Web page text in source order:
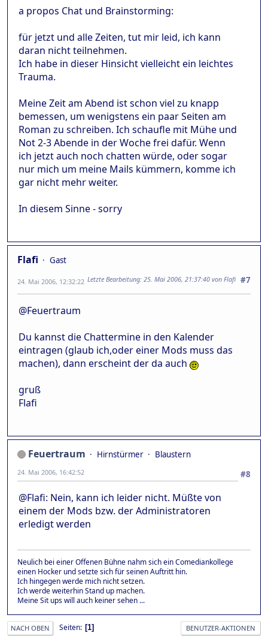
a propos Chat und Brainstorming:
für jetzt und alle Zeiten, tut mir leid, ich kann
daran nicht teilnehmen.
Ich habe in dieser Hinsicht vielleicht ein leichtes
Trauma.
Meine Zeit am Abend ist schon viel zu knapp
bemessen, um wenigstens ein paar Seiten am
Roman zu schreiben. Ich schaufle mit Mühe und
Not 2-3 Abende in der Woche frei dafür. Wenn
ich jetzt auch noch chatten würde, oder sogar
nur mich um meine Mails kümmern, komme ich
gar nicht mehr weiter.
In diesem Sinne - sorry
Flafi
Gast
#7
24. Mai 2006, 12:32:22 Letzte Bearbeitung: 25. Mai 2006, 21:37:40 von Flafi
@Feuertraum
Du kannst die Chattermine in den Kalender
eintragen (glaub ich,oder einer Mods muss das
machen), dann erscheint der da auch
gruß
Flafi
Feuertraum Hirnstürmer
Blaustern
#8
24. Mai 2006, 16:42:52
@Flafi: Nein, kann ich leider nicht. Müßte von
einem der Mods bzw. der Administratoren
erledigt werden
Neulich bei einer Offenen Bühne nahm sich ein Comediankollege
einen Hocker und setzte sich für seinen Auftritt hin.
Ich hingegen werde mich nicht setzen.
Ich werde weiterhin Stand up machen.
Meine Sit ups will auch keiner sehen ...
NACH OBEN Seiten 1 BENUTZER-AKTIONEN